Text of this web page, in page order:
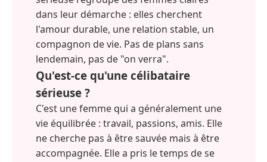
dans leur démarche : elles cherchent
l'amour durable, une relation stable, un
compagnon de vie. Pas de plans sans
lendemain, pas de "on verra".
Qu'est-ce qu'une célibataire
sérieuse ?
C'est une femme qui a généralement une
vie équilibrée : travail, passions, amis. Elle
ne cherche pas à être sauvée mais à être
accompagnée. Elle a pris le temps de se